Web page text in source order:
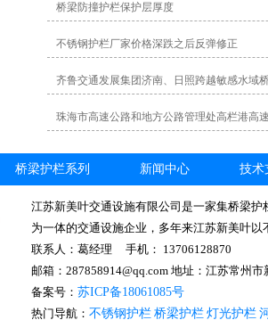
桥梁防撞护栏保护层厚度
不锈钢护栏厂家价格深跌之后反弹修正
齐鲁交通发展集团济南、日照跨越敏感水域
珠海市高速公路和地方公路管理处高栏港高
桥梁护栏系列 新闻中心 技术
江苏新美叶交通设施有限公司是一家集桥梁
为一体的交通设施企业，多年来江苏新美叶以
联系人：葛经理 手机： 13706128870
邮箱：287858914@qq.com 地址：江苏常州市
备案号： 苏ICP备18061085号
热门导航： 不锈钢护栏 桥梁护栏 灯光护栏